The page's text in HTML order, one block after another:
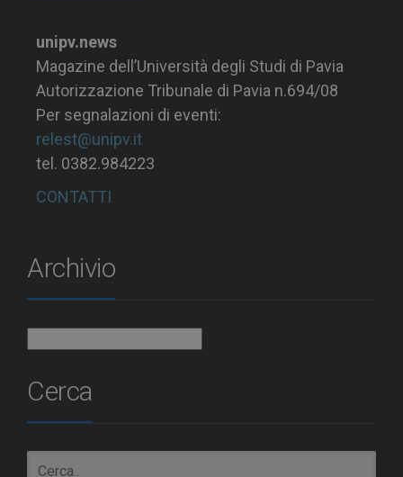
unipv.news
Magazine dell’Università degli Studi di Pavia
Autorizzazione Tribunale di Pavia n.694/08
Per segnalazioni di eventi:
relest@unipv.it
tel. 0382.984223
CONTATTI
Archivio
Cerca